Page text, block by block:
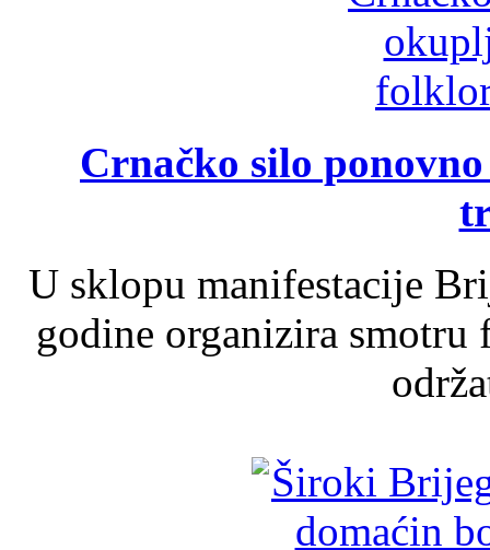
Crnačko silo
U sklopu manifestacije
godine organizira